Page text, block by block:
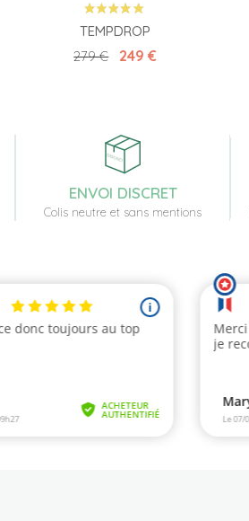
TEMPDROP
Prix de base
279 € Prix
249 €
ENVOI DISCRET
Colis neutre et sans mentions